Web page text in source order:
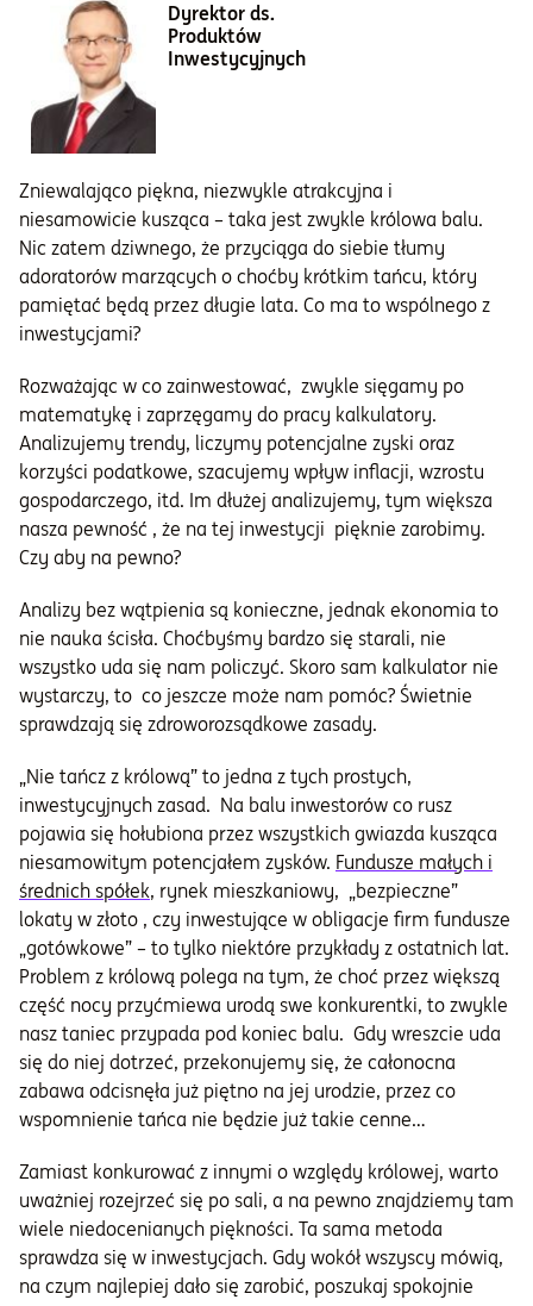
Dyrektor ds.
Produktów
Inwestycyjnych
Zniewalająco piękna, niezwykle atrakcyjna i
niesamowicie kusząca – taka jest zwykle królowa balu.
Nic zatem dziwnego, że przyciąga do siebie tłumy
adoratorów marzących o choćby krótkim tańcu, który
pamiętać będą przez długie lata. Co ma to wspólnego z
inwestycjami?
Rozważając w co zainwestować, zwykle sięgamy po
matematykę i zaprzęgamy do pracy kalkulatory.
Analizujemy trendy, liczymy potencjalne zyski oraz
korzyści podatkowe, szacujemy wpływ inflacji, wzrostu
gospodarczego, itd. Im dłużej analizujemy, tym większa
nasza pewność , że na tej inwestycji pięknie zarobimy.
Czy aby na pewno?
Analizy bez wątpienia są konieczne, jednak ekonomia to
nie nauka ścisła. Choćbyśmy bardzo się starali, nie
wszystko uda się nam policzyć. Skoro sam kalkulator nie
wystarczy, to co jeszcze może nam pomóc? Świetnie
sprawdzają się zdroworozsądkowe zasady.
„Nie tańcz z królową” to jedna z tych prostych,
inwestycyjnych zasad. Na balu inwestorów co rusz
pojawia się hołubiona przez wszystkich gwiazda kusząca
niesamowitym potencjałem zysków. Fundusze małych i
średnich spółek, rynek mieszkaniowy, „bezpieczne”
lokaty w złoto , czy inwestujące w obligacje firm fundusze
„gotówkowe” – to tylko niektóre przykłady z ostatnich lat.
Problem z królową polega na tym, że choć przez większą
część nocy przyćmiewa urodą swe konkurentki, to zwykle
nasz taniec przypada pod koniec balu. Gdy wreszcie uda
się do niej dotrzeć, przekonujemy się, że całonocna
zabawa odcisnęła już piętno na jej urodzie, przez co
wspomnienie tańca nie będzie już takie cenne…
Zamiast konkurować z innymi o względy królowej, warto
uważniej rozejrzeć się po sali, a na pewno znajdziemy tam
wiele niedocenianych piękności. Ta sama metoda
sprawdza się w inwestycjach. Gdy wokół wszyscy mówią,
na czym najlepiej dało się zarobić, poszukaj spokojnie